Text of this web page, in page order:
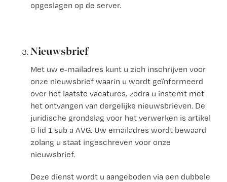
opgeslagen op de server.
Nieuwsbrief
Met uw e-mailadres kunt u zich inschrijven voor
onze nieuwsbrief waarin u wordt geïnformeerd
over het laatste vacatures, zodra u instemt met
het ontvangen van dergelijke nieuwsbrieven. De
juridische grondslag voor het verwerken is artikel
6 lid 1 sub a AVG. Uw emailadres wordt bewaard
zolang u staat ingeschreven voor onze
nieuwsbrief.
Deze dienst wordt u aangeboden via een dubbele